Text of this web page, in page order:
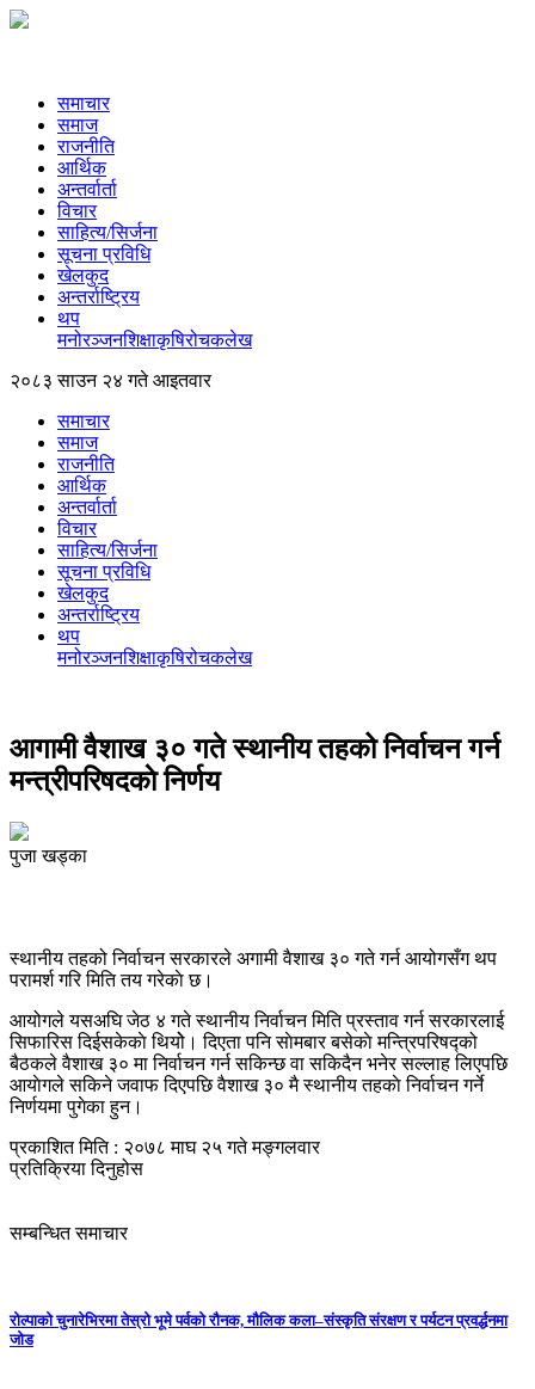
समाचार
समाज
राजनीति
आर्थिक
अन्तर्वार्ता
विचार
साहित्य/सिर्जना
सूचना प्रविधि
खेलकुद
अन्तर्राष्ट्रिय
थप
मनोरञ्‍जनशिक्षाकृषिरोचकलेख
२०८३ साउन २४ गते आइतवार
समाचार
समाज
राजनीति
आर्थिक
अन्तर्वार्ता
विचार
साहित्य/सिर्जना
सूचना प्रविधि
खेलकुद
अन्तर्राष्ट्रिय
थप
मनोरञ्‍जनशिक्षाकृषिरोचकलेख
आगामी वैशाख ३० गते स्थानीय तहको निर्वाचन गर्न
मन्त्रीपरिषदकाे निर्णय
पुजा खड्का
स्थानीय तहको निर्वाचन सरकारले अगामी वैशाख ३० गते गर्न आयोगसँग थप
परामर्श गरि मिति तय गरेकाे छ।
आयोगले यसअघि जेठ ४ गते स्थानीय निर्वाचन मिति प्रस्ताव गर्न सरकारलाई
सिफारिस दिईसकेकाे थियोे। दिएता पनि साेमबार बसेकाे मन्त्रिपरिषद्‍को
बैठकले वैशाख ३० मा निर्वाचन गर्न सकिन्छ वा सकिदैन भनेर सल्लाह लिएपछि
आयाेगले सकिने जवाफ दिएपछि वैशाख ३० मै स्थानीय तहकाे निर्वाचन गर्ने
निर्णयमा पुगेका हुन।
प्रकाशित मिति : २०७८ माघ २५ गते मङ्गलवार
प्रतिक्रिया दिनुहोस
सम्बन्धित समाचार
रोल्पाको चुनारेभिरमा तेस्रो भूमे पर्वको रौनक, मौलिक कला–संस्कृति संरक्षण र पर्यटन प्रवर्द्धनमा
जोड